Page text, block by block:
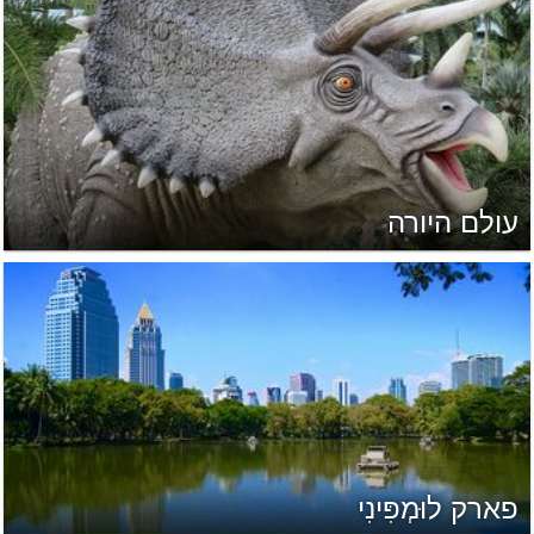
עולם היורה
פארק לוּמְפִּינִי